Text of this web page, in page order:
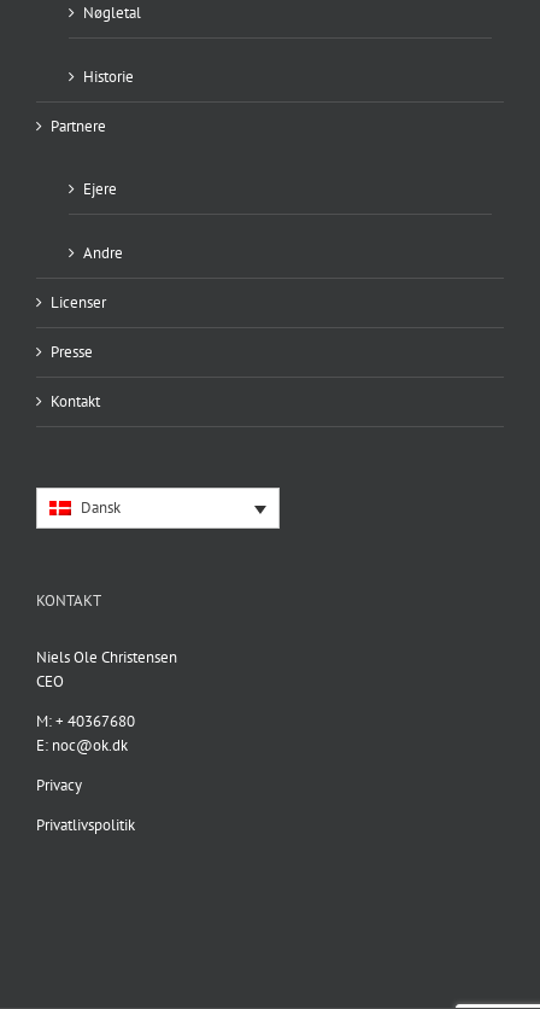
Nøgletal
Historie
Partnere
Ejere
Andre
Licenser
Presse
Kontakt
Dansk
KONTAKT
Niels Ole Christensen
CEO
M: + 40367680
E: noc@ok.dk
Privacy
Privatlivspolitik